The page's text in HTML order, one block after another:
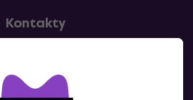
Kontakty